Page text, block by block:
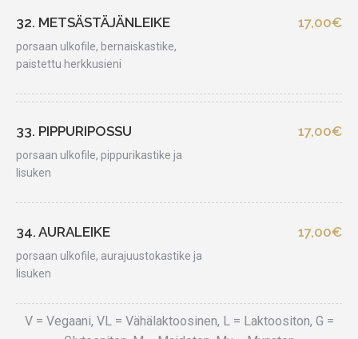
32. METSÄSTÄJÄNLEIKE
porsaan ulkofile, bernaiskastike,
paistettu herkkusieni
17,00€
33. PIPPURIPOSSU
porsaan ulkofile, pippurikastike ja
lisuken
17,00€
34. AURALEIKE
porsaan ulkofile, aurajuustokastike ja
lisuken
17,00€
V = Vegaani, VL = Vähälaktoosinen, L = Laktoositon, G =